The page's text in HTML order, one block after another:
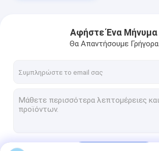
Γύρος εργοστασίων
Αφήστε Ένα Μήνυμα
Θα Απαντήσουμε Γρήγορα